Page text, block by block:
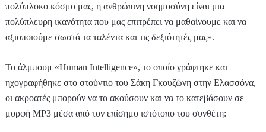
πολύπλοκο κόσμο μας, η ανθρώπινη νοημοσύνη είναι μια
πολύπλευρη ικανότητα που μας επιτρέπει να μαθαίνουμε και να
αξιοποιούμε σωστά τα ταλέντα και τις δεξιότητές μας».
Το άλμπουμ «Human Intelligence», το οποίο γράφτηκε και
ηχογραφήθηκε στο στούντιο του Σάκη Γκουζώνη στην Ελασσόνα,
οι ακροατές μπορούν να το ακούσουν και να το κατεβάσουν σε
μορφή MP3 μέσα από τον επίσημο ιστότοπο του συνθέτη: